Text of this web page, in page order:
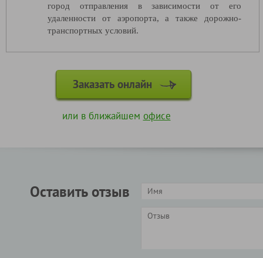
город отправления в зависимости от его
удаленности от аэропорта, а также дорожно-
транспортных условий.
Заказать онлайн
или в ближайшем офисе
Оставить отзыв